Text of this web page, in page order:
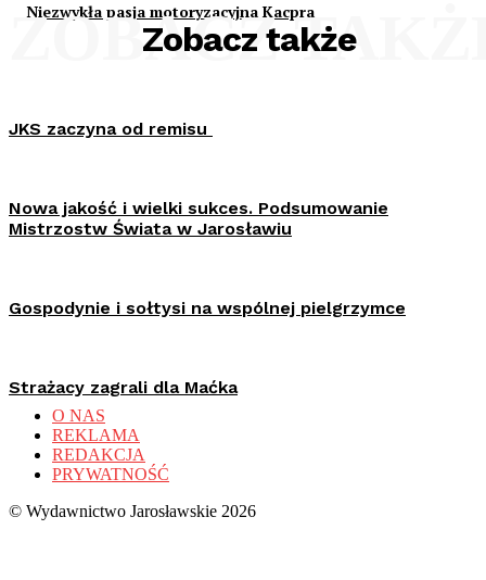
Niezwykła pasja motoryzacyjna Kacpra
Zobacz także
ZOBACZ
JKS zaczyna od remisu
Nowa jakość i wielki sukces. Podsumowanie
Mistrzostw Świata w Jarosławiu
Gospodynie i sołtysi na wspólnej pielgrzymce
Strażacy zagrali dla Maćka
O NAS
REKLAMA
REDAKCJA
PRYWATNOŚĆ
© Wydawnictwo Jarosławskie 2026